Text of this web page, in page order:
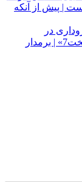
| پیش از آنکه
در
خواستگاری دست گذاشته دقیقا مثل «پایتخت7» | برمدار